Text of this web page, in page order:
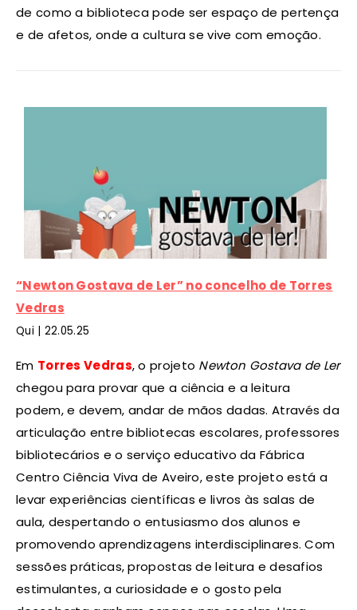
de como a biblioteca pode ser espaço de pertença
e de afetos, onde a cultura se vive com emoção.
“Newton Gostava de Ler” no concelho de Torres
Vedras
Qui | 22.05.25
Em Torres Vedras, o projeto Newton Gostava de Ler
chegou para provar que a ciência e a leitura
podem, e devem, andar de mãos dadas. Através da
articulação entre bibliotecas escolares, professores
bibliotecários e o serviço educativo da Fábrica
Centro Ciência Viva de Aveiro, este projeto está a
levar experiências científicas e livros às salas de
aula, despertando o entusiasmo dos alunos e
promovendo aprendizagens interdisciplinares. Com
sessões práticas, propostas de leitura e desafios
estimulantes, a curiosidade e o gosto pela